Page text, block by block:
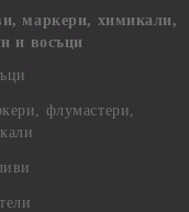
маркери, химикали,
и восъци
флумастери,